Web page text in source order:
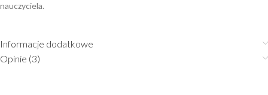
nauczyciela.
Informacje dodatkowe
Opinie (3)